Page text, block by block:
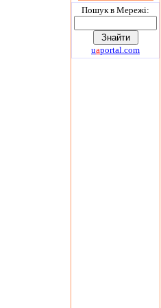
Пошук в Мережi:
uaportal.com